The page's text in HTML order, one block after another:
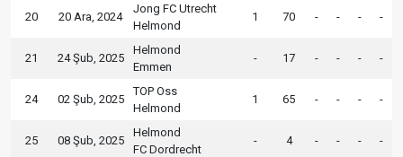
20 20 Ara, 2024
Jong FC Utrecht
Helmond
1 70 - - - -
21 24 Şub, 2025
Helmond
Emmen
- 17 - - - -
24 02 Şub, 2025
TOP Oss
Helmond
1 65 - - - -
25 08 Şub, 2025
Helmond
FC Dordrecht
- 4 - - - -